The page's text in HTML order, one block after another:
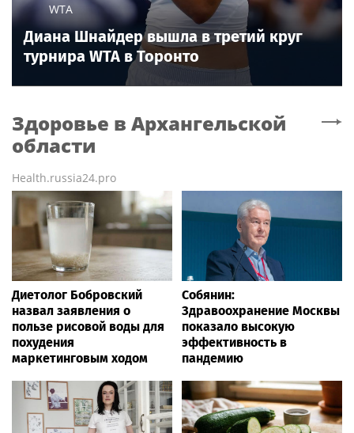
WTA
Диана Шнайдер вышла в третий круг
турнира WTA в Торонто
Здоровье в Архангельской
области
Health.russia24.pro
Диетолог Бобровский
назвал заявления о
пользе рисовой воды для
похудения
маркетинговым ходом
Собянин:
Здравоохранение Москвы
показало высокую
эффективность в
пандемию